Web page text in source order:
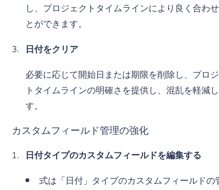
し、プロジェクトタイムラインにより良く合わ
とができます。
日付をクリア
必要に応じて開始日または期限を削除し、プロ
トタイムラインの明確さを提供し、混乱を軽減
す。
カスタムフィールド管理の強化
日付タイプのカスタムフィールドを編集する
式は「日付」タイプのカスタムフィールドの